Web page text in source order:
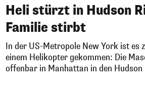
Heli stürzt in Hudson
Familie stirbt
In der US-Metropole New York ist es
einem Helikopter gekommen: Die
offenbar in Manhattan in den Hudson